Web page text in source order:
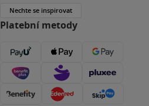
Nechte se inspirovat
Platební metody